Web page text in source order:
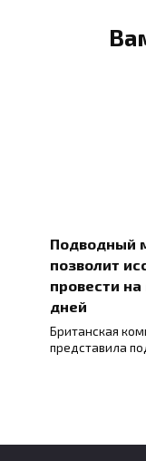
Подводный
позволит
провести на
дней
Британская
представила